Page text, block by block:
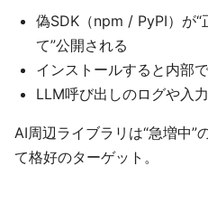
偽SDK（npm / PyPI）が“
て”公開される
インストールすると内部
LLM呼び出しのログや入
AI周辺ライブラリは“急増中”
て格好のターゲット。